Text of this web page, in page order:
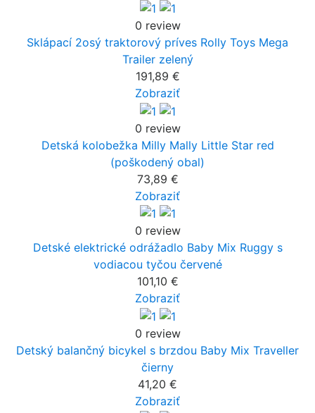
0 review
Sklápací 2osý traktorový príves Rolly Toys Mega
Trailer zelený
191,89 €
Zobraziť
0 review
Detská kolobežka Milly Mally Little Star red
(poškodený obal)
73,89 €
Zobraziť
0 review
Detské elektrické odrážadlo Baby Mix Ruggy s
vodiacou tyčou červené
101,10 €
Zobraziť
0 review
Detský balančný bicykel s brzdou Baby Mix Traveller
čierny
41,20 €
Zobraziť